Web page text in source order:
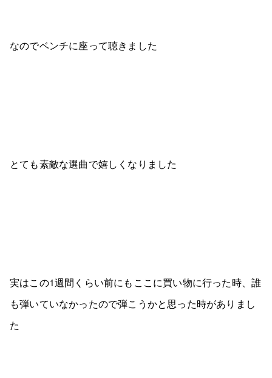
なのでベンチに座って聴きました
とても素敵な選曲で嬉しくなりました
実はこの1週間くらい前にもここに買い物に行った時、誰
も弾いていなかったので弾こうかと思った時がありまし
た